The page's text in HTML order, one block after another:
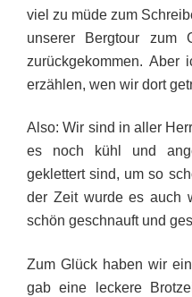
viel zu müde zum
unserer Bergtour zum
zurückgekommen. Aber
erzählen, wen wir dort
Also: Wir sind in aller
es noch kühl und
geklettert sind, um so
der Zeit wurde es auch
schön geschnauft und
Zum Glück haben wir
gab eine leckere